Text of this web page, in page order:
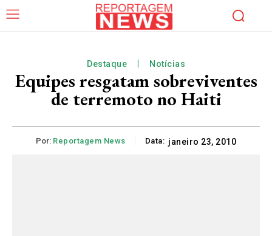
Destaque Notícias
Equipes resgatam sobreviventes
de terremoto no Haiti
Por: Reportagem News Data: janeiro 23, 2010